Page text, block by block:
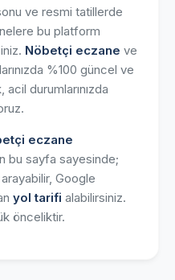
ve resmi tatillerde
bu platform
Nöbetçi eczane ve
%100 güncel ve
durumlarınızda
eczane
bu sayfa sayesinde;
Google
yol tarifi alabilirsiniz.
önceliktir.